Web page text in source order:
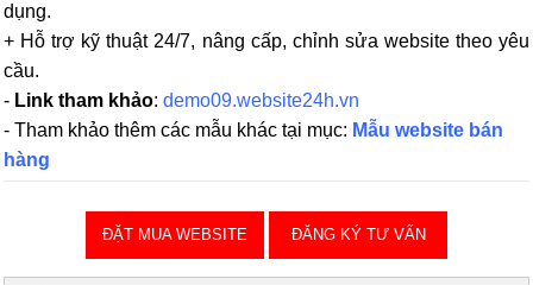
dụng.
+ Hỗ trợ kỹ thuật 24/7, nâng cấp, chỉnh sửa website theo yêu
cầu.
- Link tham khảo: demo09.website24h.vn
- Tham khảo thêm các mẫu khác tại mục: Mẫu website bán
hàng
ĐẶT MUA WEBSITE ĐĂNG KÝ TƯ VẤN